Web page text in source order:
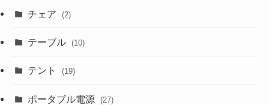
チェア (2)
テーブル (10)
テント (19)
ポータブル電源 (27)